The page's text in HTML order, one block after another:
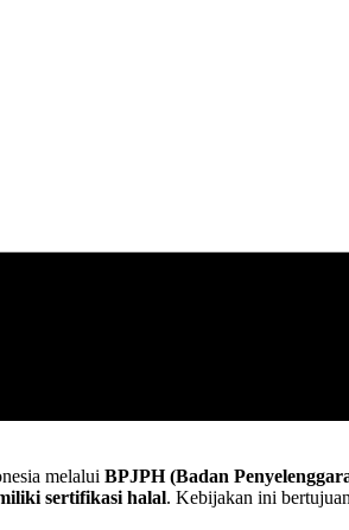
melalui BPJPH (Badan
sertifikasi halal. Kebijakan ini